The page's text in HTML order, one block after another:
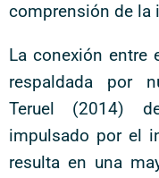
comprensión de la
La conexión entre
respaldada por
Teruel (2014)
impulsado por el
resulta en una